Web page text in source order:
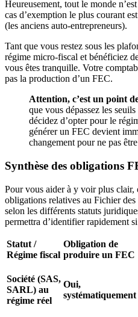
Heureusement, tout le monde
cas d’exemption le plus courant
(les anciens auto-entrepreneurs).
Tant que vous restez sous les
régime micro-fiscal et bénéficiez
vous êtes tranquille. Votre
pas la production d’un FEC.
Attention, c’est un point
que vous dépassez les
décidez d’opter pour le
générer un FEC devient
changement pour ne pas
Synthèse des obligations
Pour vous aider à y voir plus clair,
obligations relatives au Fichier
selon les différents statuts
permettra d’identifier rapidement
Statut /
Régime fiscal
Obligation de
produire un FEC
Société (SAS,
SARL) au
régime réel
Oui,
systématiquement